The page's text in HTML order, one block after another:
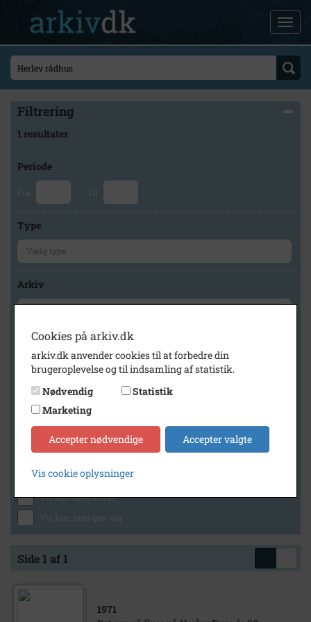
Filtrering
1 resultater
Periode
Fra Til
Type
Arkiv
Geografi
Generelt
Vis kun med billeder
Vis kun med lydklip
Vis kun med kilder
Vis kun med geo-tag
Side 1 af 1
1971
Cookies på arkiv.dk
arkiv.dk anvender cookies til at forbedre din
brugeroplevelse og til indsamling af statistik.
Nødvendig
Statistik
Marketing
Accepter nødvendige Accepter valgte
Vis cookie oplysninger